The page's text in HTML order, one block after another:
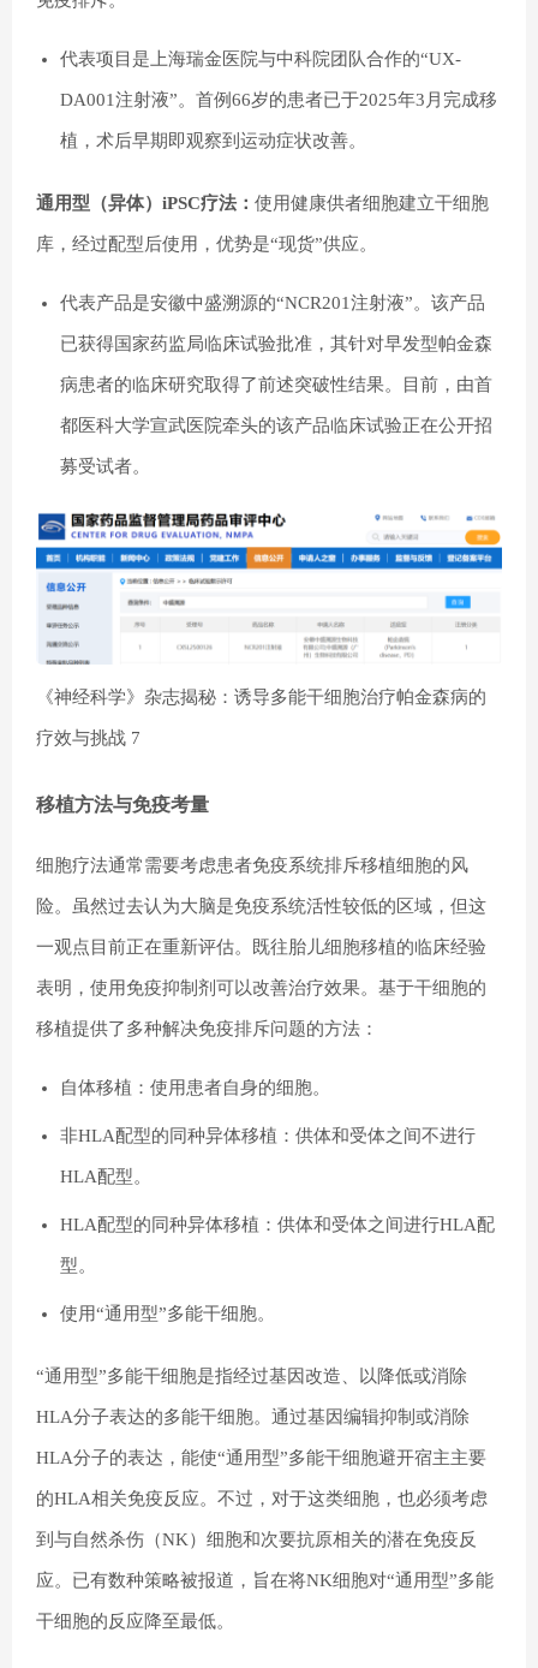
代表项目是上海瑞金医院与中科院团队合作的“UX-
DA001注射液”。首例66岁的患者已于2025年3月完成移
植，术后早期即观察到运动症状改善。
通用型（异体）iPSC疗法： 使用健康供者细胞建立干细胞
库，经过配型后使用，优势是“现货”供应。
代表产品是安徽中盛溯源的“NCR201注射液”。该产品
已获得国家药监局临床试验批准，其针对早发型帕金森
病患者的临床研究取得了前述突破性结果。目前，由首
都医科大学宣武医院牵头的该产品临床试验正在公开招
募受试者。
《神经科学》杂志揭秘：诱导多能干细胞治疗帕金森病的
疗效与挑战 7
移植方法与免疫考量
细胞疗法通常需要考虑患者免疫系统排斥移植细胞的风
险。虽然过去认为大脑是免疫系统活性较低的区域，但这
一观点目前正在重新评估。既往胎儿细胞移植的临床经验
表明，使用免疫抑制剂可以改善治疗效果。基于干细胞的
移植提供了多种解决免疫排斥问题的方法：
自体移植：使用患者自身的细胞。
非HLA配型的同种异体移植：供体和受体之间不进行
HLA配型。
HLA配型的同种异体移植：供体和受体之间进行HLA配
型。
使用“通用型”多能干细胞。
“通用型”多能干细胞是指经过基因改造、以降低或消除
HLA分子表达的多能干细胞。通过基因编辑抑制或消除
HLA分子的表达，能使“通用型”多能干细胞避开宿主主要
的HLA相关免疫反应。不过，对于这类细胞，也必须考虑
到与自然杀伤（NK）细胞和次要抗原相关的潜在免疫反
应。已有数种策略被报道，旨在将NK细胞对“通用型”多能
干细胞的反应降至最低。